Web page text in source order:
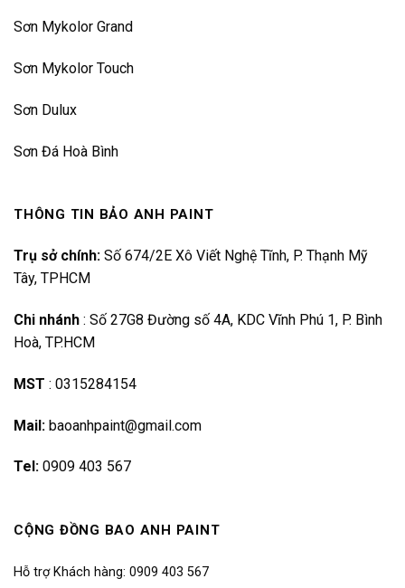
Sơn Mykolor Grand
Sơn Mykolor Touch
Sơn Dulux
Sơn Đá Hoà Bình
THÔNG TIN BẢO ANH PAINT
Trụ sở chính: Số 674/2E Xô Viết Nghệ Tĩnh, P. Thạnh Mỹ
Tây, TPHCM
Chi nhánh : Số 27G8 Đường số 4A, KDC Vĩnh Phú 1, P. Bình
Hoà, TP.HCM
MST : 0315284154
Mail: baoanhpaint@gmail.com
Tel: 0909 403 567
CỘNG ĐỒNG BAO ANH PAINT
Hỗ trợ Khách hàng: 0909 403 567